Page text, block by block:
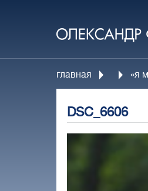
главная «я
DSC_6606